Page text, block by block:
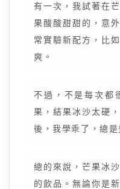
有一次，我試著在
果酸酸甜甜的，意
常實驗新配方，比
爽。
不過，不是每次都
果，結果冰沙太硬
後，我學乖了，總是
總的來說，芒果冰
的飲品。無論你是